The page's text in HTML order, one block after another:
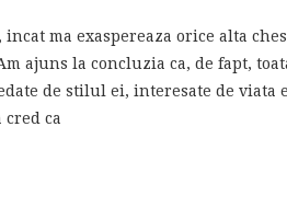
ma exaspereaza orice alta
ajuns la concluzia ca, de fapt,
de stilul ei, interesate de viata
cred ca